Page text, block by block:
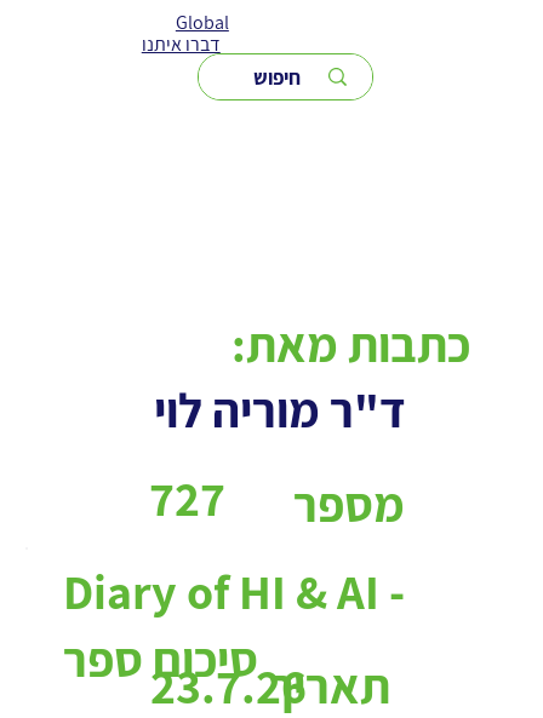
Global
דברו איתנו
ד"ר מוריה לוי
כתבות מאת:
מספר
כתבות:
727
Diary of HI & AI -
סיכום ספר
23.7.26תאריך